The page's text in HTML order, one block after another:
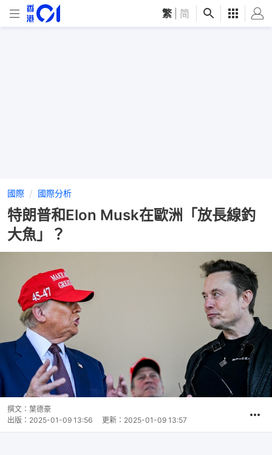
繁 简
國際 國際分析
特朗普和Elon Musk在歐洲「放長線釣
大魚」？
撰文： 葉德豪
出版： 2025-01-09 13:56 更新： 2025-01-09 13:57